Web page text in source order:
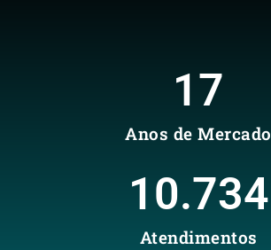
Anos de Mercado
17
Atendimentos
10.734